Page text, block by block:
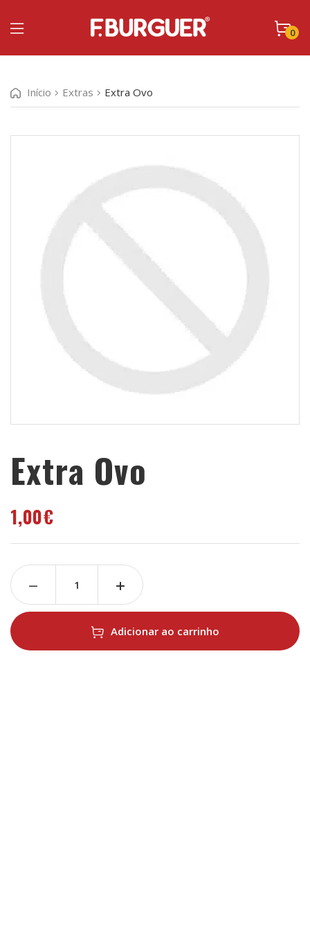
0
Início Extras Extra Ovo
Extra Ovo
1,00€
Adicionar ao carrinho